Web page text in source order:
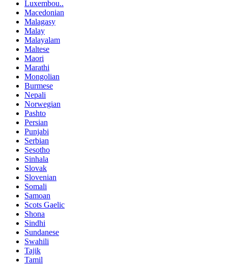
Luxembou..
Macedonian
Malagasy
Malay
Malayalam
Maltese
Maori
Marathi
Mongolian
Burmese
Nepali
Norwegian
Pashto
Persian
Punjabi
Serbian
Sesotho
Sinhala
Slovak
Slovenian
Somali
Samoan
Scots Gaelic
Shona
Sindhi
Sundanese
Swahili
Tajik
Tamil